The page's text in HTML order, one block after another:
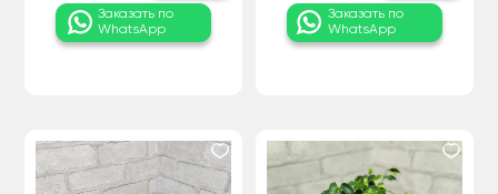
Заказать по
WhatsApp
Заказать по
WhatsApp